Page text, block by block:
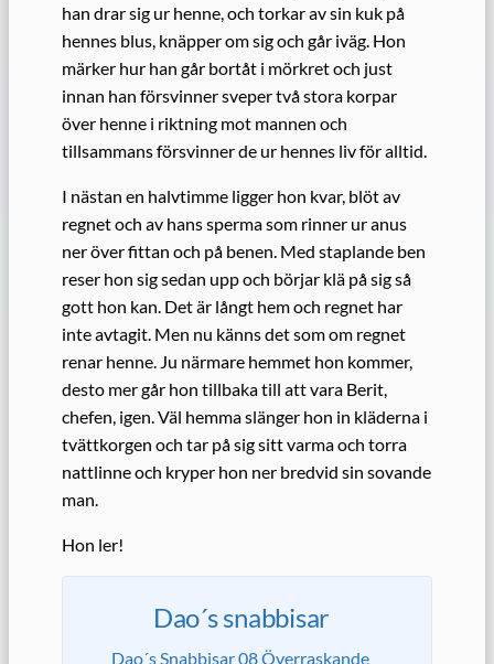
han drar sig ur henne, och torkar av sin kuk på
hennes blus, knäpper om sig och går iväg. Hon
märker hur han går bortåt i mörkret och just
innan han försvinner sveper två stora korpar
över henne i riktning mot mannen och
tillsammans försvinner de ur hennes liv för alltid.
I nästan en halvtimme ligger hon kvar, blöt av
regnet och av hans sperma som rinner ur anus
ner över fittan och på benen. Med staplande ben
reser hon sig sedan upp och börjar klä på sig så
gott hon kan. Det är långt hem och regnet har
inte avtagit. Men nu känns det som om regnet
renar henne. Ju närmare hemmet hon kommer,
desto mer går hon tillbaka till att vara Berit,
chefen, igen. Väl hemma slänger hon in kläderna i
tvättkorgen och tar på sig sitt varma och torra
nattlinne och kryper hon ner bredvid sin sovande
man.
Hon ler!
Dao´s snabbisar
Dao´s Snabbisar 08 Överraskande